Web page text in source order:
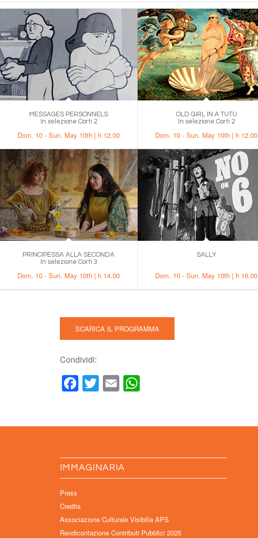
MESSAGES PERSONNELS
In selezione Corti 2
Dom. 10 - Sun. May 10th | h 12.00
OLD GIRL IN A TUTU
In selezione Corti 2
Dom. 10 - Sun. May 10th | h 12.00
PRINCIPESSA ALLA SECONDA
In selezione Corti 3
Dom. 10 - Sun. May 10th | h 14.00
SALLY
Dom. 10 - Sun. May 10th | h 16.00
SCARICA IL PROGRAMMA
Condividi:
Facebook
Twitter
Email
IMMAGINARIA
Press
Credits
Associazione Culturale Visibilia APS
Rendicontazione Contributi Pubblici 2025